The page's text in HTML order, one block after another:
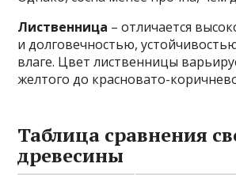
Лиственница – отличается
и долговечностью,
влаге. Цвет лиственницы
желтого до красновато-
Таблица сравнения
древесины